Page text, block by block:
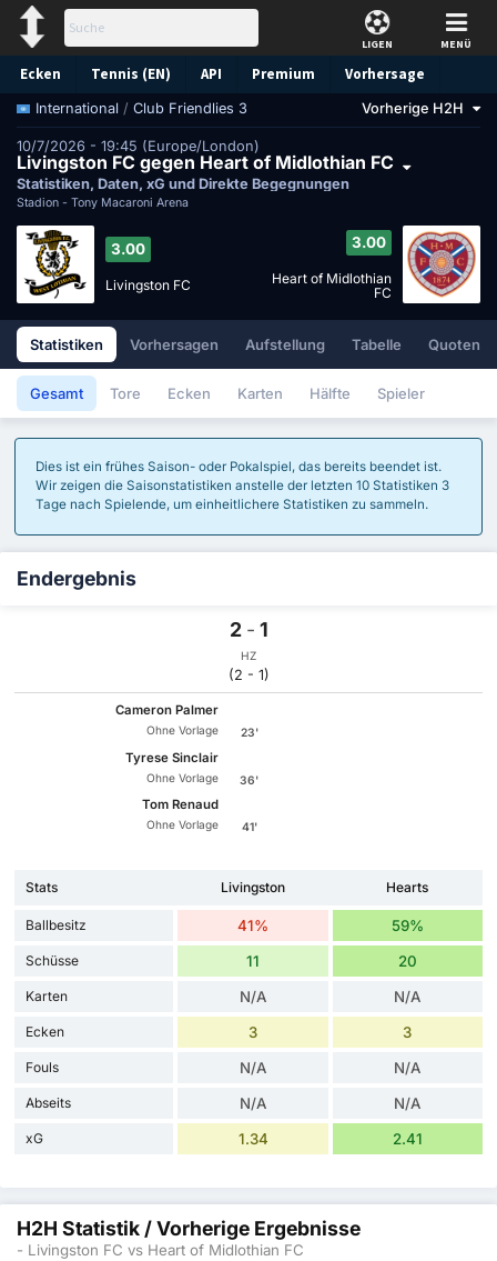
LIGEN MENÜ
Ecken Tennis (EN) API Premium Vorhersage
International / Club Friendlies 3 Vorherige H2H
10/7/2026 - 19:45 (Europe/London)
Livingston FC gegen Heart of Midlothian FC
Statistiken, Daten, xG und Direkte Begegnungen
Stadion - Tony Macaroni Arena
3.00
Livingston FC
3.00
Heart of Midlothian
FC
Statistiken Vorhersagen Aufstellung Tabelle Quoten
Gesamt Tore Ecken Karten Hälfte Spieler
Dies ist ein frühes Saison- oder Pokalspiel, das bereits beendet ist.
Wir zeigen die Saisonstatistiken anstelle der letzten 10 Statistiken 3
Tage nach Spielende, um einheitlichere Statistiken zu sammeln.
Endergebnis
2 - 1
HZ
(2 - 1)
Cameron Palmer
Ohne Vorlage 23'
Tyrese Sinclair
Ohne Vorlage 36'
Tom Renaud
Ohne Vorlage 41'
Stats Livingston Hearts
Ballbesitz 41% 59%
Schüsse 11 20
Karten N/A N/A
Ecken 3 3
Fouls N/A N/A
Abseits N/A N/A
xG 1.34 2.41
H2H Statistik / Vorherige Ergebnisse
- Livingston FC vs Heart of Midlothian FC